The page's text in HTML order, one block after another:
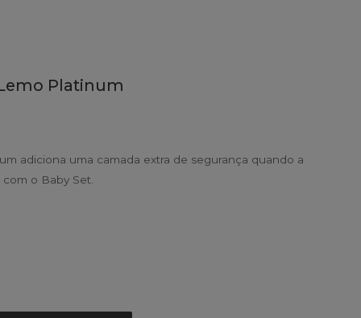
Platinum
adiciona uma camada extra de segurança quando a
o Baby Set.